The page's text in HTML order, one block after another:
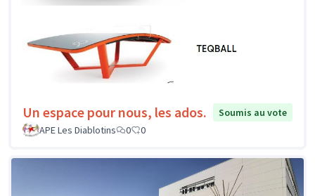
Un espace pour nous, les ados.
Soumis au vote
APE Les Diablotins
0 0